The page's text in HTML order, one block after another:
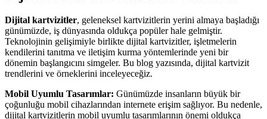
Dijital kartvizitler, geleneksel kartvizitlerin yerini almaya başladığı
günümüzde, iş dünyasında oldukça popüler hale gelmiştir.
Teknolojinin gelişimiyle birlikte dijital kartvizitler, işletmelerin
kendilerini tanıtma ve iletişim kurma yöntemlerinde yeni bir
dönemin başlangıcını simgeler. Bu blog yazısında, dijital kartvizit
trendlerini ve örneklerini inceleyeceğiz.
Mobil Uyumlu Tasarımlar: Günümüzde insanların büyük bir
çoğunluğu mobil cihazlarından internete erişim sağlıyor. Bu nedenle,
dijital kartvizitlerin mobil uyumlu tasarımlarının önemi oldukça